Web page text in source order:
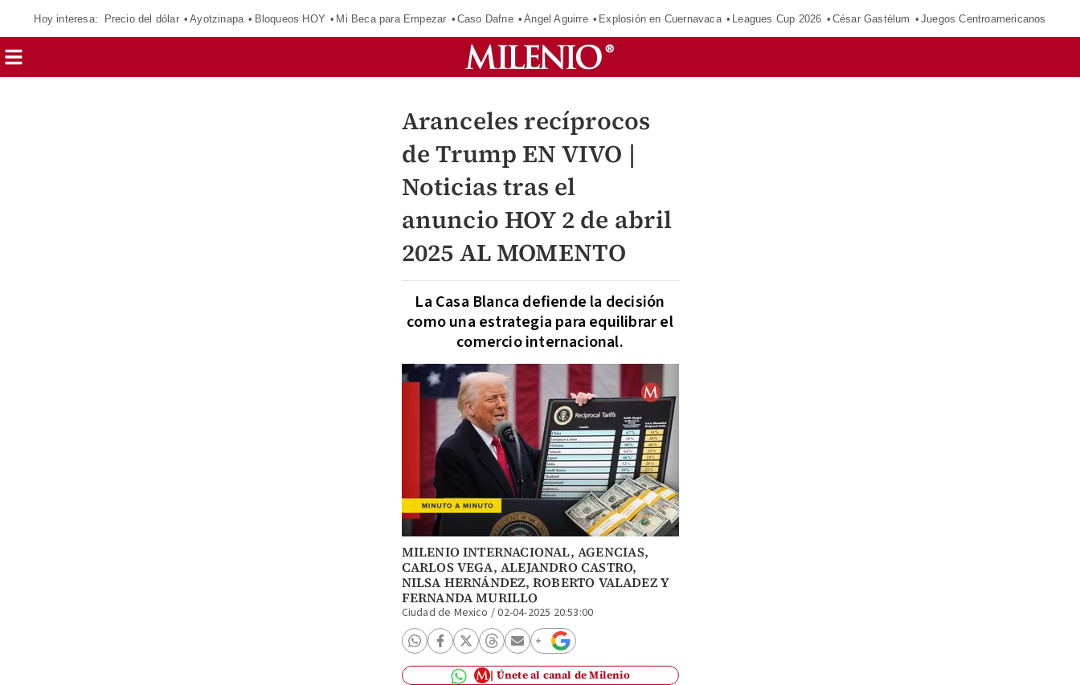
Hoy interesa: Precio del dólar Ayotzinapa Bloqueos HOY Mi Beca para Empezar Caso Dafne Ángel Aguirre Explosión en Cuernavaca Leagues Cup 2026 César Gastélum Juegos Centroamericanos
Aranceles recíprocos
de Trump EN VIVO |
Noticias tras el
anuncio HOY 2 de abril
2025 AL MOMENTO
La Casa Blanca defiende la decisión
como una estrategia para equilibrar el
comercio internacional.
MILENIO INTERNACIONAL, AGENCIAS,
CARLOS VEGA, ALEJANDRO CASTRO,
NILSA HERNÁNDEZ, ROBERTO VALADEZ Y
FERNANDA MURILLO
Ciudad de Mexico /02-04-2025 20:53:00
Únete al canal de Milenio